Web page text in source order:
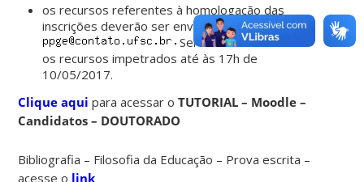
os recursos referentes à homologação das
inscrições deverão ser enviados para o e-mail
Serão aceitos somente
os recursos impetrados até às 17h de
10/05/2017.
Clique aqui para acessar oTUTORIAL – Moodle –
Candidatos – DOUTORADO
Bibliografia – Filosofia da Educação – Prova escrita –
acesse o link